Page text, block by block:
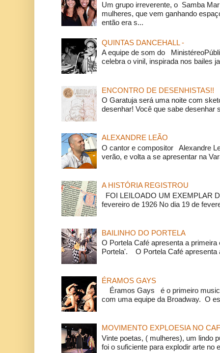
Um grupo irreverente, o Samba
mulheres, que vem ganhando
então era s...
QUINTAS DANCEHALL -
A equipe de som do
celebra o vinil, inspirada nos bailes
ENCONTRO DE DESENHISTAS!!
O Garatuja será uma noite com
desenhar! Você que sabe desenhar
ALEXANDRE LEÃO
O cantor e compositor Alexandre
verão, e volta a se apresentar na
A HISTÓRIA REGISTROU
FOI LEILOADO UM EXEMPLAR
fevereiro de 1926 No dia 19 de
BAILINHO DO PORTELA
O Portela Café apresenta a
Portela'. O Portela Café apresenta
ÉRAMOS GAYS
Éramos Gays é o primeiro
com uma equipe da Broadway. O
MOVIMENTO EXPLOESIA NO
Vinte poetas, ( mulheres), um lindo
foi o suficiente para explodir arte no